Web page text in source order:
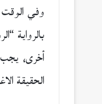
وفي
بالرواية
أخرى،
الحقيقة